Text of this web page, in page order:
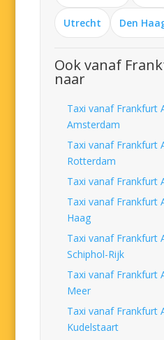
Utrecht Den
Ook vanaf
naar
Taxi vanaf Frankfurt
Amsterdam
Taxi vanaf Frankfurt
Rotterdam
Taxi vanaf Frankfurt
Taxi vanaf Frankfurt
Haag
Taxi vanaf Frankfurt
Schiphol-Rijk
Taxi vanaf Frankfurt
Meer
Taxi vanaf Frankfurt
Kudelstaart